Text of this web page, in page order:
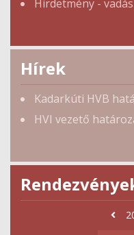
Hirdetmény -
Hírek
Kadarkúti HVB
HVI vezető